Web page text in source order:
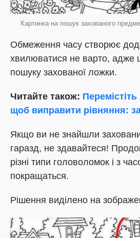
Картинка на пошук захованого
Обмеження часу створює
хвилюватися не варто, адже
пошуку захованої ложки.
Читайте також:
щоб виправити рівняння:
Якщо ви не знайшли
гаразд, не здавайтеся!
різні типи головоломок і з
покращаться.
Рішення виділено на